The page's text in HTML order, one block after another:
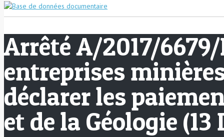
Arrêté A/2017/
entreprises
déclarer les
et de la Géologie (13